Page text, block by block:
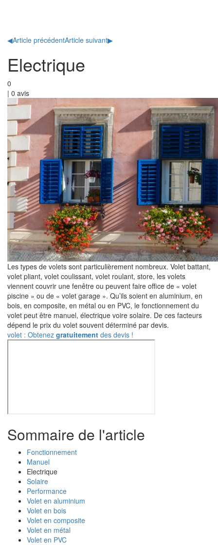
◀Article précédentArticle suivant▶
Electrique
0
| 0 avis
Les types de volets sont particulièrement nombreux. Volet battant,
volet pliant, volet coulissant, volet roulant, store, les volets
viennent couvrir une fenêtre ou peuvent faire office de « volet
piscine » ou de « volet garage ». Qu’ils soient en aluminium, en
bois, en composite, en métal ou en PVC, le fonctionnement du
volet peut être manuel, électrique voire solaire. De ces facteurs
dépend le prix du volet souvent déterminé par devis.
volet : Obtenez gratuitement des devis !
Sommaire de l'article
Fonctionnement
Manuel
Electrique
Solaire
Performance
Volet en aluminium
Volet en bois
Volet en composite
Volet en métal
Volet en PVC